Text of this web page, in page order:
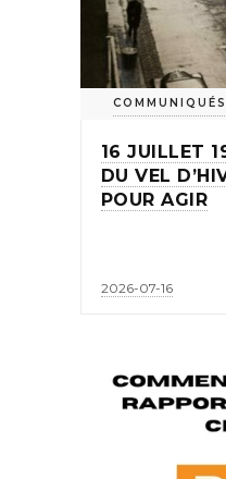
COMMUNIQUÉS
16 JUILLET
DU VEL
POUR AGIR
2026-07-16